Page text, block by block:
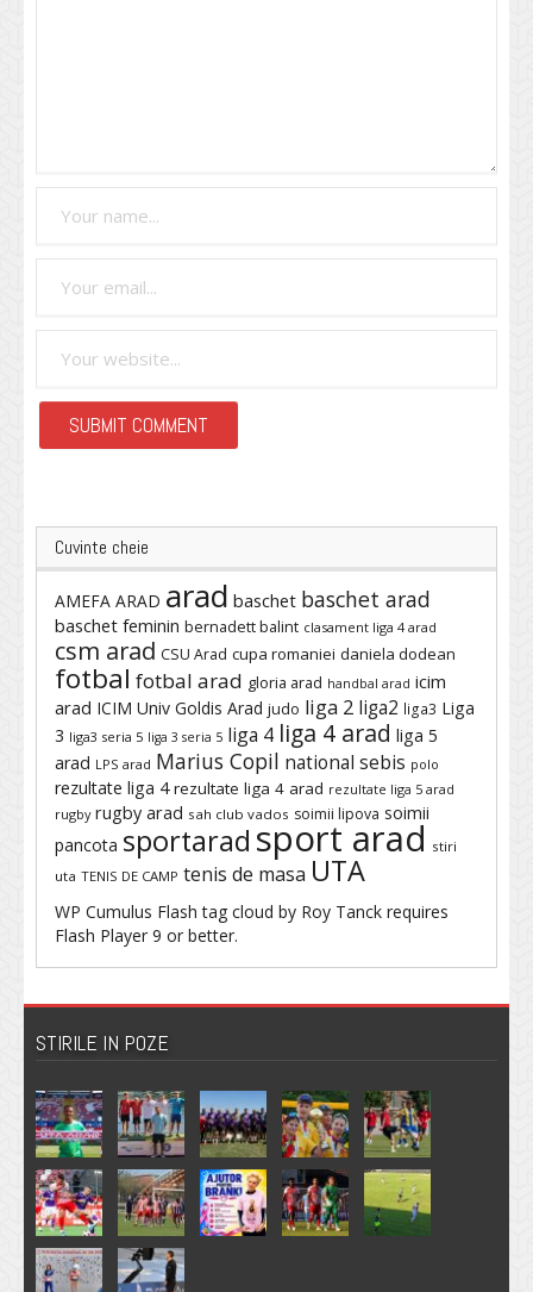
Cuvinte cheie
AMEFA ARAD arad baschet baschet arad
baschet feminin bernadett balint clasament liga 4 arad
csm arad CSU Arad cupa romaniei daniela dodean
fotbal fotbal arad gloria arad handbal arad icim
arad ICIM Univ Goldis Arad judo liga 2 liga2 liga3 Liga
3 liga3 seria 5 liga 3 seria 5 liga 4 liga 4 arad liga 5
arad LPS arad Marius Copil national sebis polo
rezultate liga 4 rezultate liga 4 arad rezultate liga 5 arad
rugby rugby arad sah club vados soimii lipova soimii
pancota sportarad sport arad stiri
uta TENIS DE CAMP tenis de masa UTA
WP Cumulus Flash tag cloud by Roy Tanck requires
Flash Player 9 or better.
STIRILE IN POZE